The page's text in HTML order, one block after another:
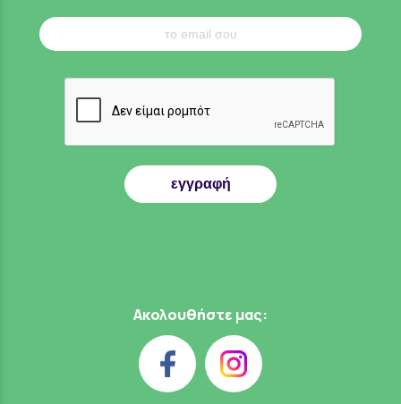
εγγραφή
Ακολουθήστε μας: